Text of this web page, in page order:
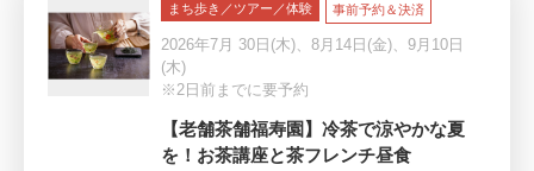
まち歩き／ツアー／体験 事前予約＆決済
2026年7月 30日(木)、8月14日(金)、9月10日
(木)
※2日前までに要予約
【老舗茶舗福寿園】冷茶で涼やかな夏
を！お茶講座と茶フレンチ昼食